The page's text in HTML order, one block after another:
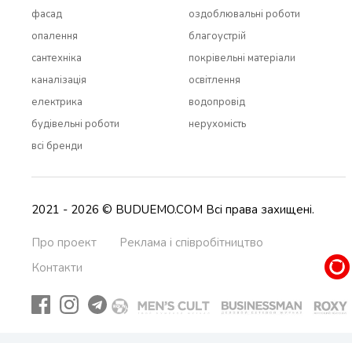
фасад
опалення
сантехніка
каналізація
електрика
будівельні роботи
всi бренди
оздоблювальні роботи
благоустрій
покрівельні матеріали
освітлення
водопровід
нерухомість
2021 - 2026 © BUDUEMO.COM Всі права захищені.
Про проект
Реклама і співробітництво
Контакти